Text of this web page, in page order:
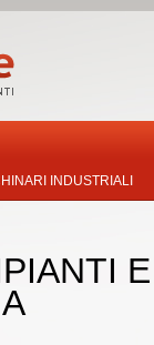
INDUSTRIALI